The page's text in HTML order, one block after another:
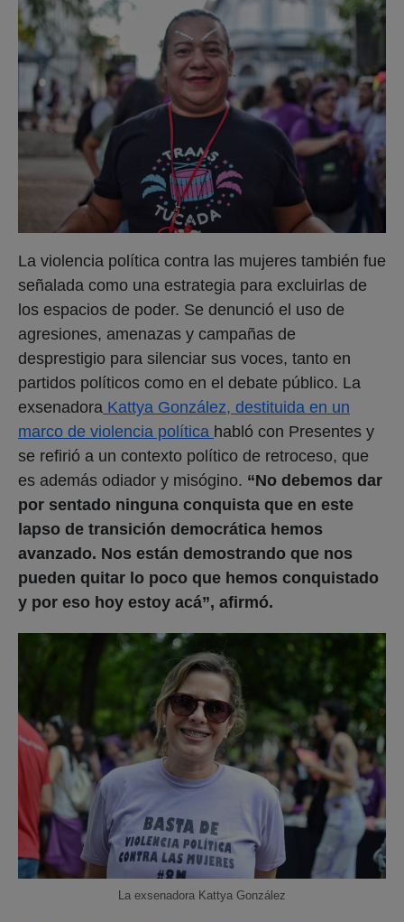
La violencia política contra las mujeres también fue
señalada como una estrategia para excluirlas de
los espacios de poder. Se denunció el uso de
agresiones, amenazas y campañas de
desprestigio para silenciar sus voces, tanto en
partidos políticos como en el debate público. La
exsenadora Kattya González, destituida en un
marco de violencia política habló con Presentes y
se refirió a un contexto político de retroceso, que
es además odiador y misógino. “No debemos dar
por sentado ninguna conquista que en este
lapso de transición democrática hemos
avanzado. Nos están demostrando que nos
pueden quitar lo poco que hemos conquistado
y por eso hoy estoy acá”, afirmó.
La exsenadora Kattya González